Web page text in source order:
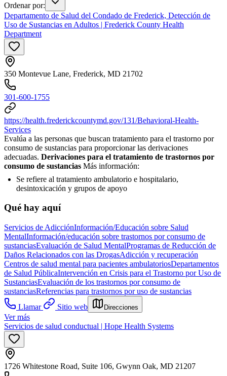
Ordenar por:
Departamento de Salud del Condado de Frederick, Detección de
Uso de Sustancias en Adultos | Frederick County Health
Department
350 Montevue Lane, Frederick, MD 21702
301-600-1755
https://health.frederickcountymd.gov/131/Behavioral-Health-
Services
Evalúa a las personas que buscan tratamiento para el trastorno por
consumo de sustancias para proporcionar las derivaciones
adecuadas. Derivaciones para el tratamiento de trastornos por
consumo de sustancias Más información:
Se refiere al tratamiento ambulatorio e hospitalario,
desintoxicación y grupos de apoyo
Qué hay aquí
Servicios de AdicciónInformación/Educación sobre Salud
MentalInformación/educación sobre trastornos por consumo de
sustanciasEvaluación de Salud MentalProgramas de Reducción de
Daños Relacionados con las DrogasAdicción y recuperación
Centros de salud mental para pacientes ambulatoriosDepartamentos
de Salud PúblicaIntervención en Crisis para el Trastorno por Uso de
SustanciasEvaluación de los trastornos por consumo de
sustanciasReferencias para trastornos por uso de sustancias
Llamar
Sitio web Direcciones
Ver más
Servicios de salud conductual | Hope Health Systems
1726 Whitestone Road, Suite 106, Gwynn Oak, MD 21207